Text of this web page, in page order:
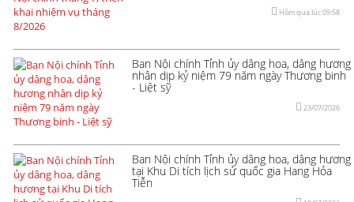
Hôm qua lúc 09:58
Ban Nội chính Tỉnh ủy dâng hoa, dâng hương
nhân dịp kỷ niệm 79 năm ngày Thương binh
- Liệt sỹ
23/07/2026
Ban Nội chính Tỉnh ủy dâng hoa, dâng hương
tại Khu Di tích lịch sử quốc gia Hang Hỏa
Tiễn